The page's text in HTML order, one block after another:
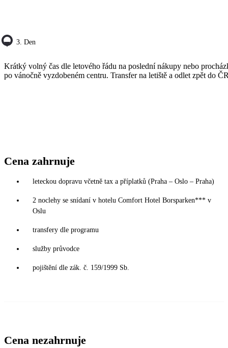
3. Den
Krátký volný čas dle letového řádu na poslední nákupy nebo
po vánočně vyzdobeném centru. Transfer na letiště a odlet zpět do
Cena zahrnuje
leteckou dopravu včetně tax a příplatků (Praha – Oslo – Praha)
2 noclehy se snídaní v hotelu Comfort Hotel Borsparken*** v
Oslu
transfery dle programu
služby průvodce
pojištění dle zák. č. 159/1999 Sb.
Cena nezahrnuje